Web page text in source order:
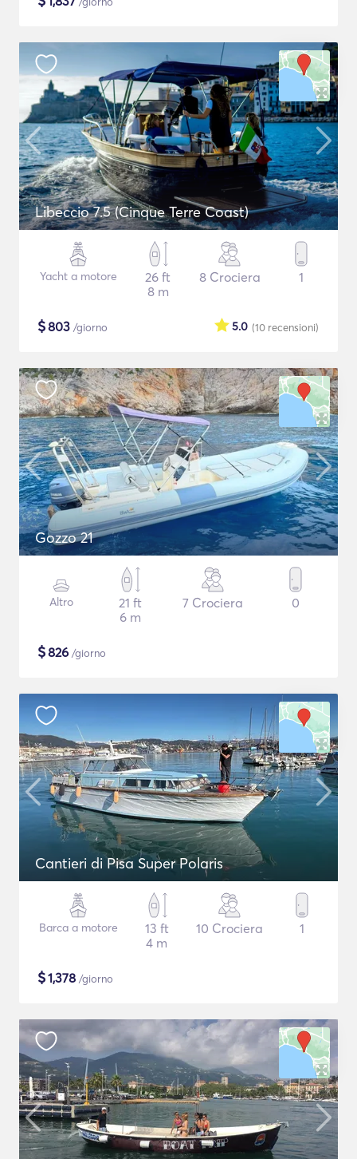
Libeccio 7.5 (Cinque Terre Coast)
Yacht a motore
26 ft
8 m
8 Crociera 1
$803 /giorno (10 recensioni)
5.0
Gozzo 21
Altro
21 ft
6 m
7 Crociera 0
$826 /giorno
Cantieri di Pisa Super Polaris
Barca a motore
13 ft
4 m
10 Crociera 1
$1,378 /giorno